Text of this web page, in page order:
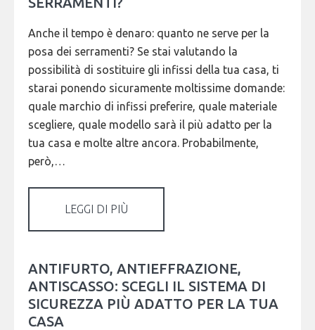
Anche il tempo è denaro: quanto ne serve per la
posa dei serramenti? Se stai valutando la
possibilità di sostituire gli infissi della tua casa, ti
starai ponendo sicuramente moltissime domande:
quale marchio di infissi preferire, quale materiale
scegliere, quale modello sarà il più adatto per la
tua casa e molte altre ancora. Probabilmente,
però,…
LEGGI DI PIÙ
ANTIFURTO, ANTIEFFRAZIONE,
ANTISCASSO: SCEGLI IL SISTEMA DI
SICUREZZA PIÙ ADATTO PER LA TUA
CASA